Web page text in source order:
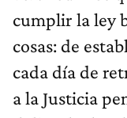
cumplir la ley
cosas: de
cada día de
a la Justicia